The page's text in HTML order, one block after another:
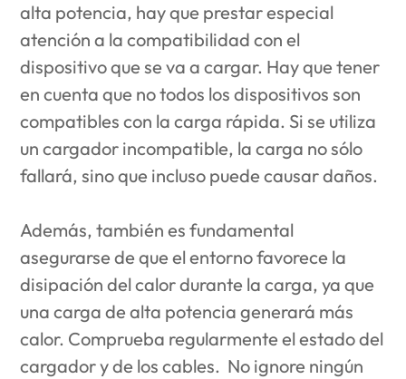
alta potencia, hay que prestar especial
atención a la compatibilidad con el
dispositivo que se va a cargar. Hay que tener
en cuenta que no todos los dispositivos son
compatibles con la carga rápida. Si se utiliza
un cargador incompatible, la carga no sólo
fallará, sino que incluso puede causar daños.
Además, también es fundamental
asegurarse de que el entorno favorece la
disipación del calor durante la carga, ya que
una carga de alta potencia generará más
calor. Comprueba regularmente el estado del
cargador y de los cables. No ignore ningún